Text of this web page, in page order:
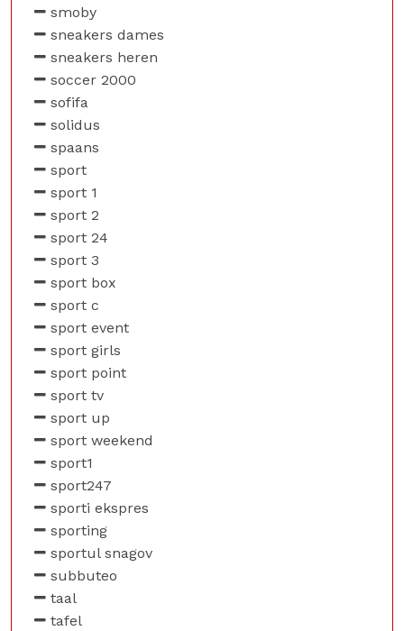
smoby
sneakers dames
sneakers heren
soccer 2000
sofifa
solidus
spaans
sport
sport 1
sport 2
sport 24
sport 3
sport box
sport c
sport event
sport girls
sport point
sport tv
sport up
sport weekend
sport1
sport247
sporti ekspres
sporting
sportul snagov
subbuteo
taal
tafel